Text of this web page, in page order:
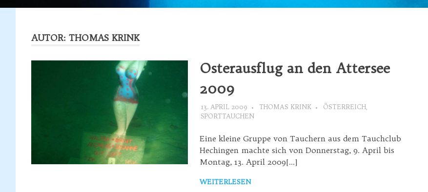
AUTOR: THOMAS KRINK
Osterausflug an den Attersee
2009
13. APRIL 2009 THOMAS KRINK ÖSTERREICH
SPORTTAUCHEN
Eine kleine Gruppe von Tauchern aus dem Tauchclub
Hechingen machte sich von Donnerstag, 9. April bis
Montag, 13. April 2009[…]
WEITERLESEN